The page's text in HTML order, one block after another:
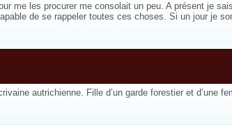
me les procurer me consolait un peu. A présent je
de se rappeler toutes ces choses. Si un jour je
autrichienne. Fille d’un garde forestier et d’une